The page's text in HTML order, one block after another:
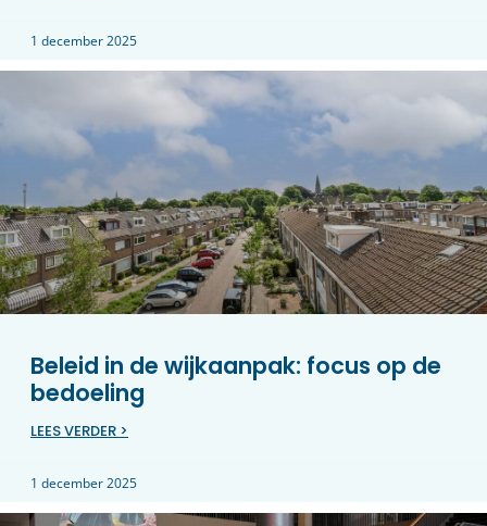
1 december 2025
Beleid in de wijkaanpak: focus op de
bedoeling
LEES VERDER >
1 december 2025